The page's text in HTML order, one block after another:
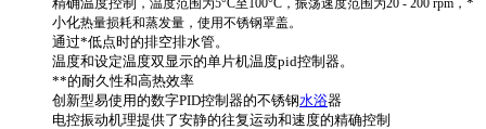
，温度范围为5°C至100°C，振荡速度范围为20 - 200 rpm，
小化热量损耗和蒸发量，使用不锈钢罩盖。
通过*低点时的排空排水管。
温度和设定温度双显示的单片机温度pid控制器。
**的耐久性和高热效率
创新型易使用的数字PID控制器的不锈钢水浴器
电控振动机理提供了安静的往复运动和速度的精确控制